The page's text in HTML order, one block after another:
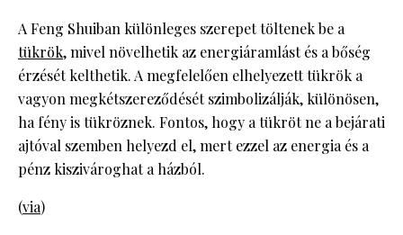
A Feng Shuiban különleges szerepet töltenek be a
tükrök, mivel növelhetik az energiáramlást és a bőség
érzését kelthetik. A megfelelően elhelyezett tükrök a
vagyon megkétszereződését szimbolizálják, különösen,
ha fény is tükröznek. Fontos, hogy a tükröt ne a bejárati
ajtóval szemben helyezd el, mert ezzel az energia és a
pénz kiszivároghat a házból.
(via)